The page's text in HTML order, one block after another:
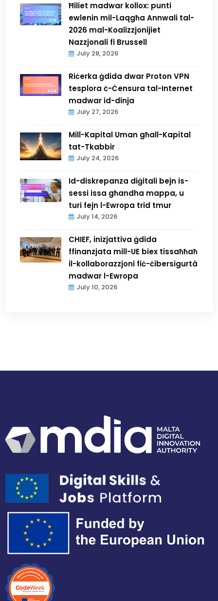
Ħiliet madwar kollox: punti
ewlenin mil-Laqgħa Annwali tal-
2026 mal-Koalizzjonijiet
Nazzjonali fi Brussell
July 28, 2026
Riċerka ġdida dwar Proton VPN
tesplora ċ-Ċensura tal-Internet
madwar id-dinja
July 27, 2026
Mill-Kapital Uman għall-Kapital
tat-Tkabbir
July 24, 2026
Id-diskrepanza diġitali bejn is-
sessi issa għandha mappa, u
turi fejn l-Ewropa trid tmur
July 14, 2026
CHIEF, inizjattiva ġdida
ffinanzjata mill-UE biex tissaħħaħ
il-kollaborazzjoni fiċ-ċibersigurtà
madwar l-Ewropa
July 10, 2026